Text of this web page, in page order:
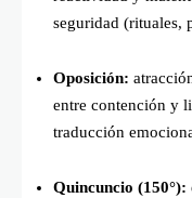
seguridad (rituales,
Oposición:
entre contención y
traducción
Quincuncio (150°):